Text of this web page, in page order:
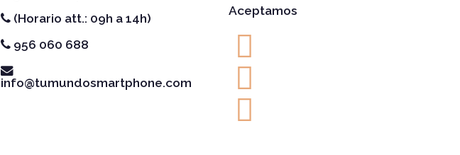
(Horario att.: 09h a 14h)
956 060 688
info@tumundosmartphone.com
Aceptamos